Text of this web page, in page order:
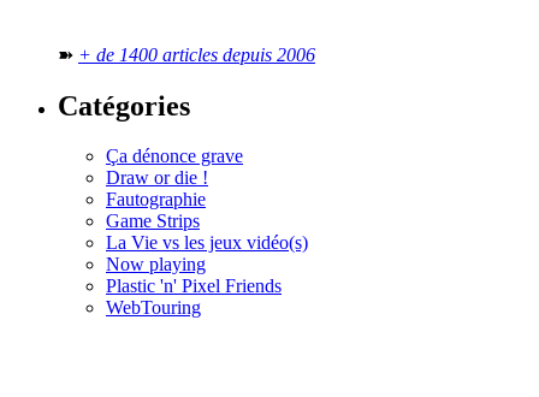
➽ + de 1400 articles depuis 2006
Catégories
Ça dénonce grave
Draw or die !
Fautographie
Game Strips
La Vie vs les jeux vidéo(s)
Now playing
Plastic 'n' Pixel Friends
WebTouring